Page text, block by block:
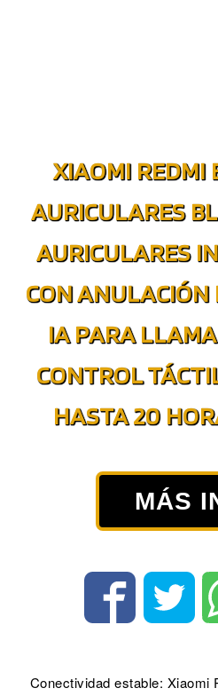
XIAOMI REDMI
AURICULARES
AURICULARES
CON ANULACIÓN
IA PARA
CONTROL
HASTA 20
MÁS
Conectividad estable: Xiaomi